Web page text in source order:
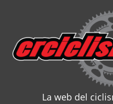
content
La web del